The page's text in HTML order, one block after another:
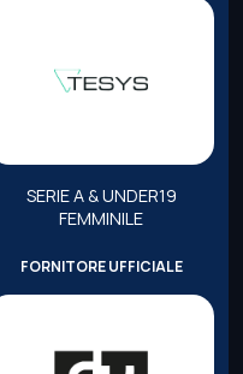
SERIE A & UNDER19
FEMMINILE
FORNITORE UFFICIALE